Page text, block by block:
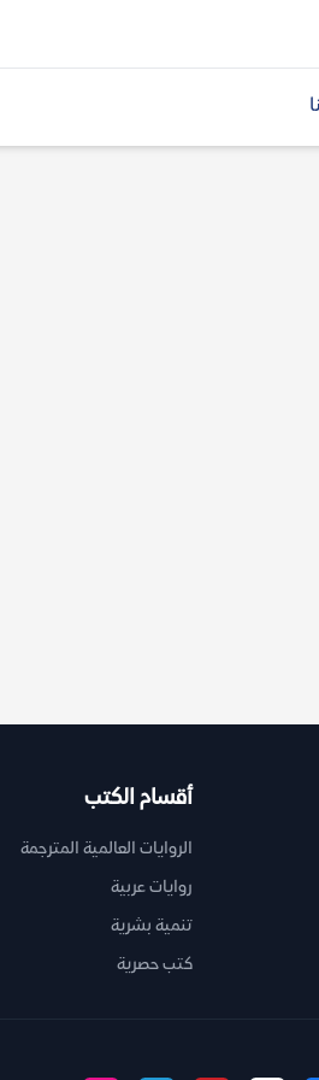
أقسام الكتب
الروايات العالمية المترجمة
روايات عربية
تنمية بشرية
كتب حصرية